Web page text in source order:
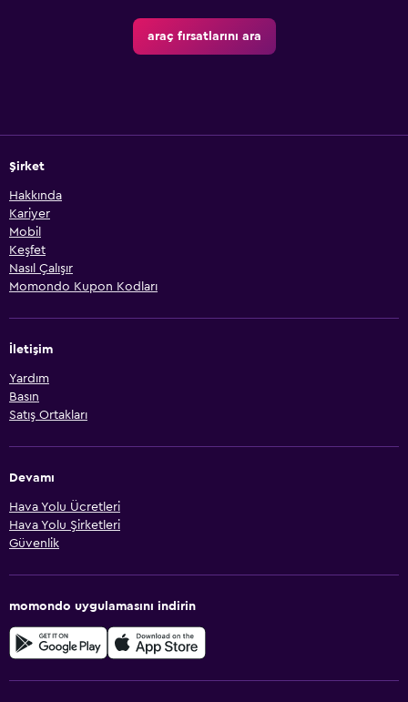
araç fırsatlarını ara
Şirket
Hakkında
Kariyer
Mobil
Keşfet
Nasıl Çalışır
Momondo Kupon Kodları
İletişim
Yardım
Basın
Satış Ortakları
Devamı
Hava Yolu Ücretleri
Hava Yolu Şirketleri
Güvenlik
momondo uygulamasını indirin